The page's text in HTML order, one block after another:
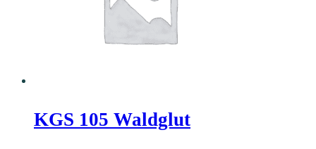
KGS 105 Waldglut